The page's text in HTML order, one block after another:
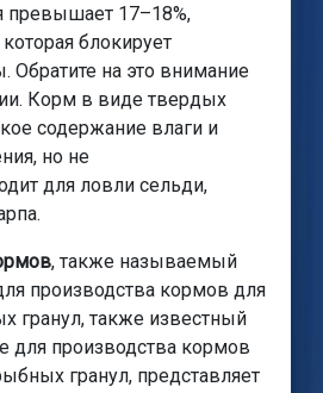
превышает 17–18%,
которая блокирует
Обратите на это внимание
Корм в виде твердых
содержание влаги и
но не
для ловли сельди,
, также называемый
производства кормов для
гранул, также известный
для производства кормов
гранул, представляет